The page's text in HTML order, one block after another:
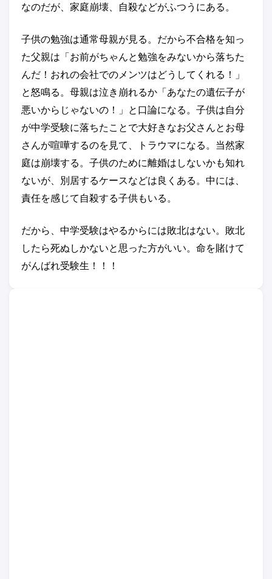
なのだが、家庭崩壊、自殺などがふつうにある。
子供の勉強は通常母親が見る。だから不合格を知っ
た父親は「お前がちゃんと勉強をみないから落ちた
んだ！おれの会社でのメンツはどうしてくれる！」
と怒鳴る。母親は泣き崩れるか「あなたの遺伝子が
悪いからじゃないの！」と口論になる。子供は自分
が中学受験に落ちたことで大好きなお父さんとお母
さんが喧嘩するのを見て、トラウマになる。当然家
庭は崩壊する。子供のために離婚はしないかも知れ
ないが、別居するケースなどは良くある。中には、
責任を感じて自殺する子供もいる。
だから、中学受験はやるからには敗北はない。敗北
したら死ぬしかないと思った方がいい。命を賭けて
がんばれ受験生！！！